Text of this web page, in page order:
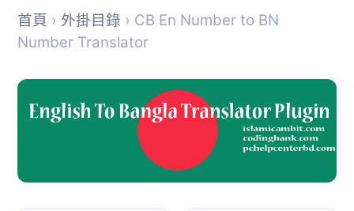
首頁 › 外掛目錄 › CB En Number to BN
Number Translator